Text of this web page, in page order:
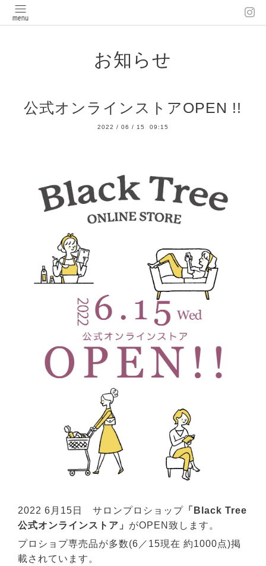
お知らせ
公式オンラインストアOPEN !!
2022 / 06 / 15 09:15
2022 6月15日 サロンプロショップ 「Black Tree
公式オンラインストア」 がOPEN致します。
プロショプ専売品が多数(6／15現在 約1000点)掲
載されています。